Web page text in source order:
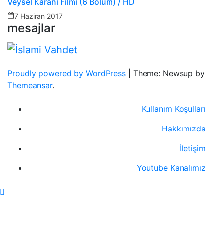
Veysel Karani Filmi (6 Bölüm) / HD
7 Haziran 2017
mesajlar
Proudly powered by WordPress
Theme: Newsup by
Themeansar.
Kullanım Koşulları
Hakkımızda
İletişim
Youtube Kanalımız